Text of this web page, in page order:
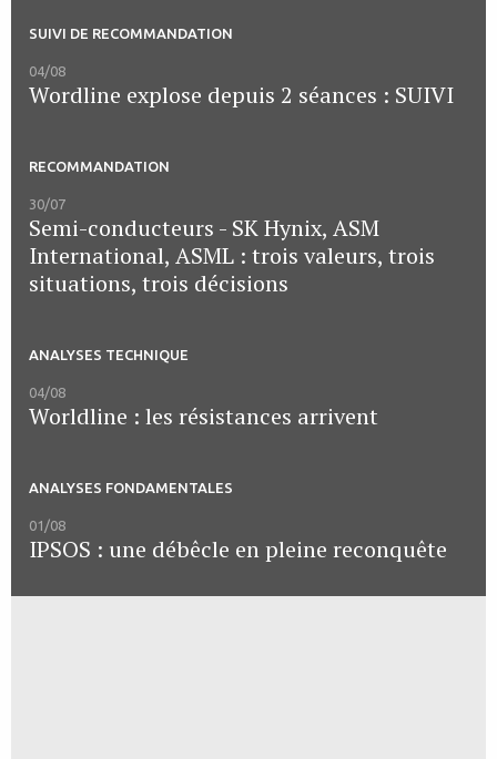
SUIVI DE RECOMMANDATION
04/08
Wordline explose depuis 2 séances : SUIVI
RECOMMANDATION
30/07
Semi-conducteurs - SK Hynix, ASM
International, ASML : trois valeurs, trois
situations, trois décisions
ANALYSES TECHNIQUE
04/08
Worldline : les résistances arrivent
ANALYSES FONDAMENTALES
01/08
IPSOS : une débêcle en pleine reconquête